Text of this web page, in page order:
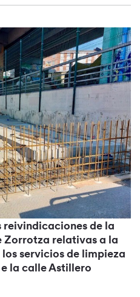
reivindicaciones de la
Zorrotza relativas a la
servicios de limpieza
la calle Astillero